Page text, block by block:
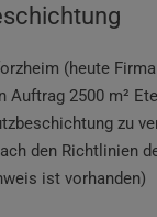
(heute
Auftrag 2500 m²
zu
den Richtlinien
ist vorhanden)